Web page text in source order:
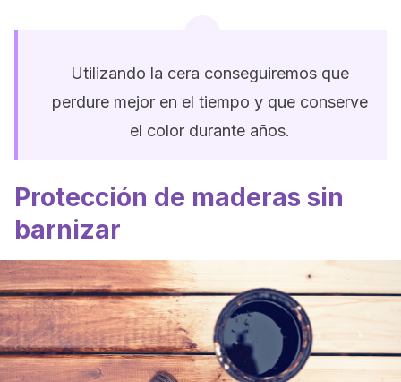
Utilizando la cera conseguiremos que
perdure mejor en el tiempo y que conserve
el color durante años.
Protección de maderas sin
barnizar